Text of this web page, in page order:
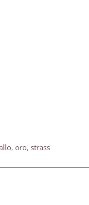
, oro, strass